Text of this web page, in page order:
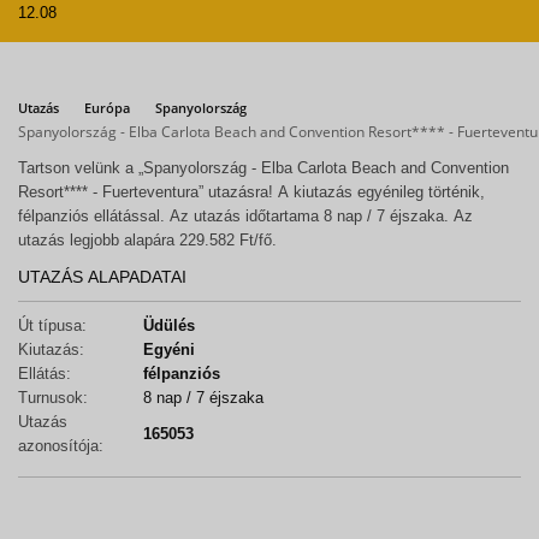
12.08
Utazás Európa Spanyolország
Spanyolország - Elba Carlota Beach and Convention Resort**** -
Tartson velünk a „Spanyolország - Elba Carlota Beach and Convention
Resort**** - Fuerteventura” utazásra! A kiutazás egyénileg történik,
félpanziós ellátással. Az utazás időtartama 8 nap / 7 éjszaka. Az
utazás legjobb alapára 229.582 Ft/fő.
UTAZÁS ALAPADATAI
Út típusa:
Üdülés
Kiutazás:
Egyéni
Ellátás:
félpanziós
Turnusok:
8 nap / 7 éjszaka
Utazás
azonosítója:
165053